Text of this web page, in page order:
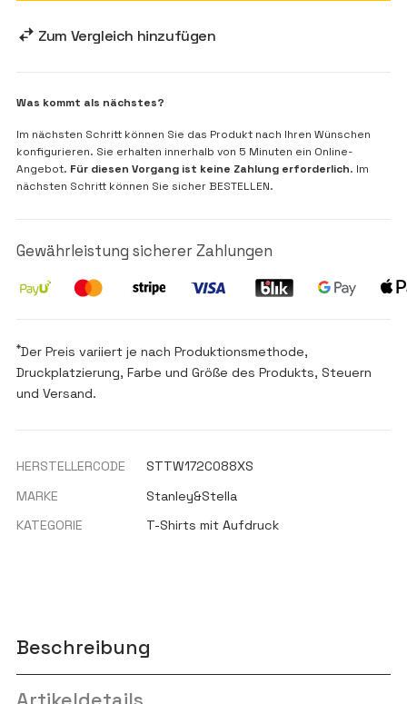
Zum Vergleich hinzufügen
Was kommt als nächstes?
Im nächsten Schritt können Sie das Produkt nach Ihren Wünschen
konfigurieren. Sie erhalten innerhalb von 5 Minuten ein Online-
Angebot. Für diesen Vorgang ist keine Zahlung erforderlich. Im
nächsten Schritt können Sie sicher BESTELLEN.
Gewährleistung sicherer Zahlungen
*Der Preis variiert je nach Produktionsmethode,
Druckplatzierung, Farbe und Größe des Produkts, Steuern
und Versand.
HERSTELLERCODE
STTW172C088XS
MARKE
Stanley&Stella
KATEGORIE
T-Shirts mit Aufdruck
Beschreibung